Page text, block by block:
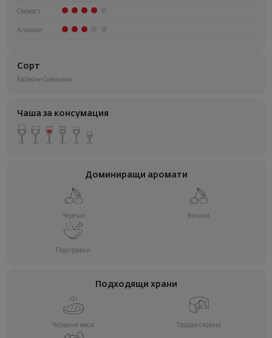
Свежест
Алкохол
Сорт
Каберне Совиньон
Чаша за консумация
Доминиращи аромати
Череша Вишна
Подправки
Подходящи храни
Червени меса Твърди сирена